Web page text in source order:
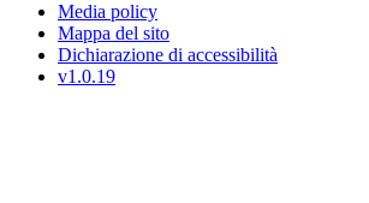
Media policy
Mappa del sito
Dichiarazione di accessibilità
v1.0.19